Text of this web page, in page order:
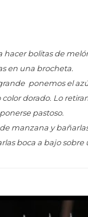
hacer bolitas de
en una brocheta.
ponemos el
dorado. Lo
pastoso.
manzana y bañarlas
boca a bajo